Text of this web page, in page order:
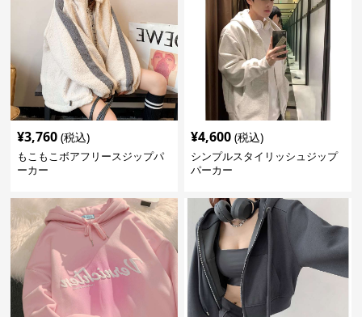
¥3,760 (税込)
もこもこボアフリースジップパ
ーカー
¥4,600 (税込)
シンプルスタイリッシュジップ
パーカー